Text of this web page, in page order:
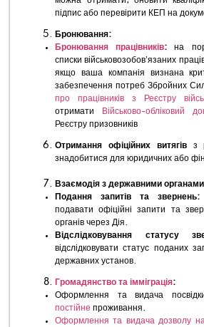
підпис або перевірити КЕП на
Бронювання:
Бронювання працівників: на
списки військовозобовʼязаних
якщо ваша компанія визнана
забезпечення потреб Збройних
про працівників з Реєстру
отримати
Військово-обліковий
Реєстру призовників
Отримання офіційних витягівз
знадобитися для юридичних або
Взаємодія з державними
Подання запитів та звернень:
подавати офіційні запити та
органів через Дія.
Відслідковування статусу
відслідковувати статус поданих
державних установ.
Громадянство та імміграція:
Оформлення та видача
постійне проживання.
Оформлення та видача дозволу на